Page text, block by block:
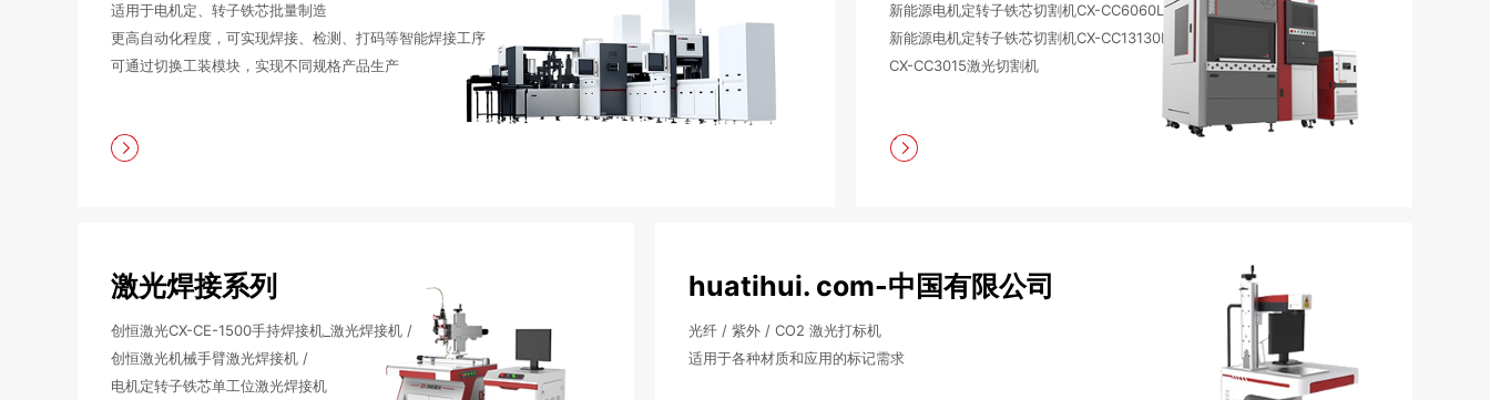
适用于电机定、转子铁芯批量制造
更高自动化程度，可实现焊接、检测、打码等智能焊接工序
可通过切换工装模块，实现不同规格产品生产
新能源电机定转子铁芯切割机CX-CC6060L /
新能源电机定转子铁芯切割机CX-CC13130L /
CX-CC3015激光切割机
激光焊接系列
创恒激光CX-CE-1500手持焊接机_激光焊接机 /
创恒激光机械手臂激光焊接机 /
电机定转子铁芯单工位激光焊接机
huatihui. com-中国有限公司
光纤 / 紫外 / CO2 激光打标机
适用于各种材质和应用的标记需求